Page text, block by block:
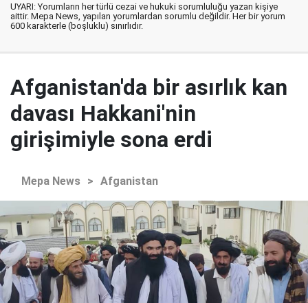
UYARI: Yorumların her türlü cezai ve hukuki sorumluluğu yazan kişiye
aittir. Mepa News, yapılan yorumlardan sorumlu değildir. Her bir yorum
600 karakterle (boşluklu) sınırlıdır.
Afganistan'da bir asırlık kan
davası Hakkani'nin
girişimiyle sona erdi
Mepa News > Afganistan